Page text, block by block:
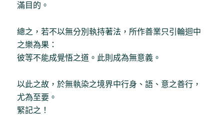
滿目的。
總之，若不以無分別執持著法，所作善業只引輪迴中
之樂為果：
彼等不能成覺悟之道。此則成為無意義。
以此之故，於無執染之境界中行身、語、意之善行，
尤為至要。
緊記之！